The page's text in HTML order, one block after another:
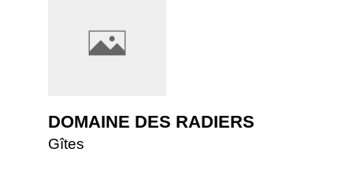
DOMAINE DES RADIERS
Gîtes